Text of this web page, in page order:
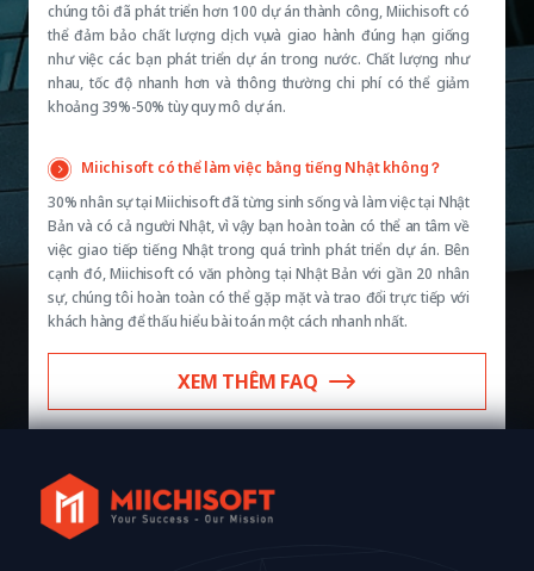
chúng tôi đã phát triển hơn 100 dự án thành công, Miichisoft có
thể đảm bảo chất lượng dịch vụ và giao hành đúng hạn giống
như việc các bạn phát triển dự án trong nước. Chất lượng như
nhau, tốc độ nhanh hơn và thông thường chi phí có thể giảm
khoảng 39%-50% tùy quy mô dự án.
Miichisoft có thể làm việc bằng tiếng Nhật không？
30% nhân sự tại Miichisoft đã từng sinh sống và làm việc tại Nhật
Bản và có cả người Nhật, vì vậy bạn hoàn toàn có thể an tâm về
việc giao tiếp tiếng Nhật trong quá trình phát triển dự án. Bên
cạnh đó, Miichisoft có văn phòng tại Nhật Bản với gần 20 nhân
sự, chúng tôi hoàn toàn có thể gặp mặt và trao đổi trực tiếp với
khách hàng để thấu hiểu bài toán một cách nhanh nhất.
XEM THÊM FAQ